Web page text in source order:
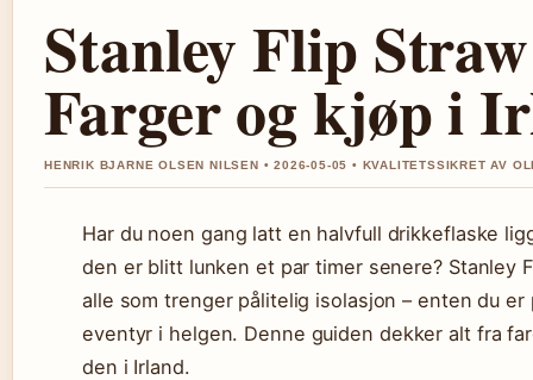
Stanley Flip
Farger og kjøp i
HENRIK BJARNE OLSEN NILSEN • 2026-05-05 • KVALITETSSIKRET AV
Har du noen gang latt en halvfull drikkeflaske
den er blitt lunken et par timer senere? Stanley
alle som trenger pålitelig isolasjon – enten du
eventyr i helgen. Denne guiden dekker alt fra
den i Irland.